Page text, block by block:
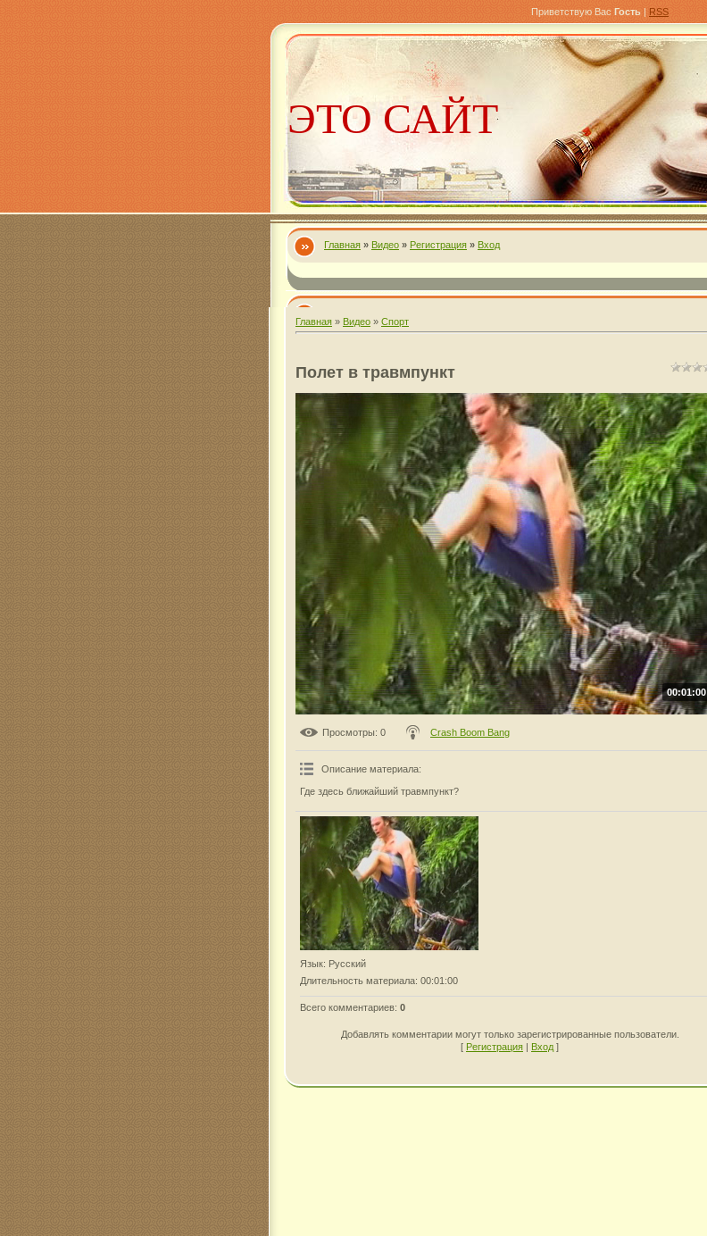
Приветствую Вас Гость | RSS
ЭТО САЙТ
Александра
Комарова
Главная » Видео » Регистрация » Вход
Главная » Видео » Спорт
Полет в травмпункт
00:01:00
Просмотры: 0 Crash Boom Bang
Описание материала:
Где здесь ближайший травмпункт?
Язык: Русский
Длительность материала: 00:01:00
Всего комментариев: 0
Добавлять комментарии могут только зарегистрированные пользователи.
[ Регистрация | Вход ]